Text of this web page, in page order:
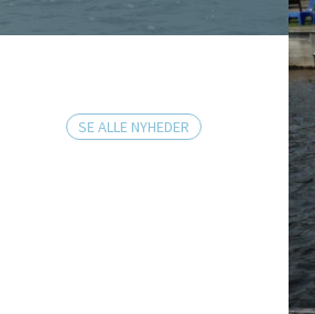
SE ALLE NYHEDER